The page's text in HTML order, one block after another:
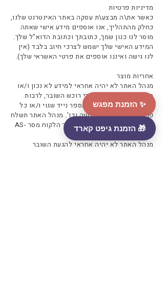
מדיניות פרטיות
כאשר את\ה מבצע\ת עסקה באתר האינטרנט שלנו,
כחלק מהתהליך, אנו אוספים מידע אישי שאתה
מוסר לנו כגון שמך, כתובתך וכתובת הדוא"ל שלך.
המידע האישי שלך ישמש לצרכי חיוב בלבד (אין
לנו גישה ואיננו אוספים את פרטי האשראי שלך).
אחריות מוצר
מנהל האתר לא יהיה אחראי למידע לא נכון ו/או
מדויק אשר הוקלד על ידי רוכש השובר, לרבות
כתובת מייל שגויה ו/או מספר נייד שגוי ו/או כל
פרט לא נכון/עדכני/מטעה וכו'. מנהל האתר תשלח
את השובר בהתאם לפרטים אשר הלקוח מסר AS-
IS.
מנהל האתר לא יהיה אחראי להגעת השובר
✨ הזמנת מפגש
🎁 הזמנת גיפט קארד